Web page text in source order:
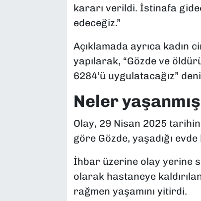
kararı verildi. İstinafa
edeceğiz.”
Açıklamada ayrıca kadın
yapılarak, “Gözde ve
6284’ü uygulatacağız”
Neler
Olay, 29 Nisan 2025
göre Gözde, yaşadığı
İhbar üzerine olay yerine
olarak hastaneye
rağmen yaşamını yitirdi.